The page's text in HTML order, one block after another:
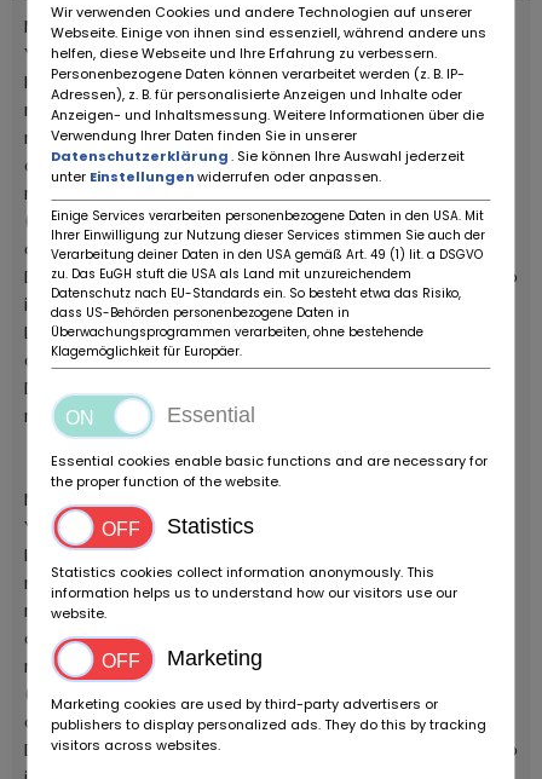
Moto nuova, fondo di magazzino di un concessionario
Yamaha.
Il modello del 2008 è la seconda evoluzione del 2006:
motore ottimizzato (il principale intervento è un
maggior rapporto di compressione) per ottenere piu
coppia, telaio più rigido e comparto sospensioni
rinnovato
(in particolare al posteriore) per una guidabilità
complessiva migliorata di molto.
Di fatto le evoluzioni portate dalla versione 2008 erano
il frutto delle richieste arrivate dai terreni di gara.
La versione con le plastiche bianche, più rara del
classico blu, è una chicca ulteriore.
Disponibile con cavalletto originale, libretto uso e
manutezione e kit lana di roccia per il silenziatore.
Moto nuova, fondo di magazzino di un concessionario
Yamaha.
Il modello del 2008 è la seconda evoluzione del 2006:
motore ottimizzato (il principale intervento è un
maggior rapporto di compressione) per ottenere piu
coppia, telaio più rigido e comparto sospensioni
rinnovato
(in particolare al posteriore) per una guidabilità
complessiva migliorata di molto.
Di fatto le evoluzioni portate dalla versione 2008 erano
Wir verwenden Cookies und andere Technologien auf unserer
Webseite. Einige von ihnen sind essenziell, während andere uns
helfen, diese Webseite und Ihre Erfahrung zu verbessern.
Personenbezogene Daten können verarbeitet werden (z. B. IP-
Adressen), z. B. für personalisierte Anzeigen und Inhalte oder
Anzeigen- und Inhaltsmessung. Weitere Informationen über die
Verwendung Ihrer Daten finden Sie in unserer
Datenschutzerklärung. Sie können Ihre Auswahl jederzeit
unter Einstellungenwiderrufen oder anpassen.
Einige Services verarbeiten personenbezogene Daten in den USA. Mit
Ihrer Einwilligung zur Nutzung dieser Services stimmen Sie auch der
Verarbeitung deiner Daten in den USA gemäß Art. 49 (1) lit. a DSGVO
zu. Das EuGH stuft die USA als Land mit unzureichendem
Datenschutz nach EU-Standards ein. So besteht etwa das Risiko,
dass US-Behörden personenbezogene Daten in
Überwachungsprogrammen verarbeiten, ohne bestehende
Klagemöglichkeit für Europäer.
Essential
Essential cookies enable basic functions and are necessary for
the proper function of the website.
Statistics
Statistics cookies collect information anonymously. This
information helps us to understand how our visitors use our
website.
Marketing
Marketing cookies are used by third-party advertisers or
publishers to display personalized ads. They do this by tracking
visitors across websites.